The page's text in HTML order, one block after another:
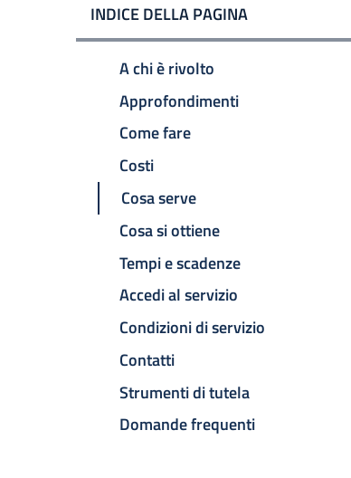
INDICE DELLA PAGINA
A chi è rivolto
Approfondimenti
Come fare
Costi
Cosa serve
Cosa si ottiene
Tempi e scadenze
Accedi al servizio
Condizioni di servizio
Contatti
Strumenti di tutela
Domande frequenti